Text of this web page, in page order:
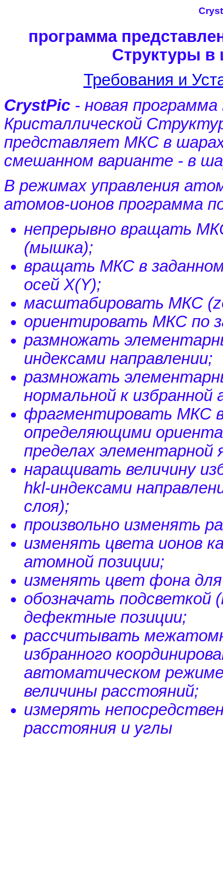
программа
Структуры в
Требования и
CrystPic - новая программа
Кристаллической
представляет МКС в
смешанном варианте - в
В режимах управления
атомов-ионов программа
непрерывно вращать
(мышка);
вращать МКС в
осей X(Y);
масштабировать МКС
ориентировать МКС по
размножать
индексами направлении;
размножать
нормальной к избранной
фрагментировать МКС
определяющими
пределах элементарной
наращивать величину
hkl-индексами
слоя);
произвольно изменять
изменять цвета ионов
атомной позиции;
изменять цвет фона
обозначать подсветкой
дефектные позиции;
рассчитывать
избранного
автоматическом
величины расстояний;
измерять
расстояния и углы